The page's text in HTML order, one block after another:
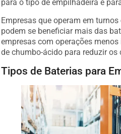
para o tipo de empilhadeira e
Empresas que operam em
podem se beneficiar mais das
empresas com operações
de chumbo-ácido para reduzir os
Tipos de Baterias para